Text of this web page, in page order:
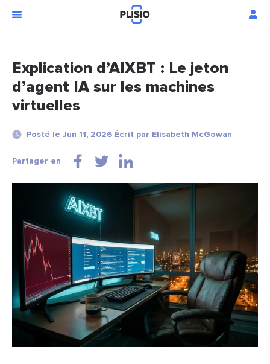
Explication d’AIXBT : Le jeton
d’agent IA sur les machines
virtuelles
Posté le Jun 11, 2026 Écrit par Elisabeth McGowan
Partager en